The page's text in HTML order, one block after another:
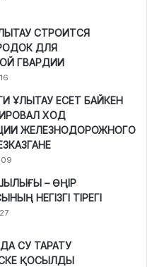
СТРОИТСЯ
ДЛЯ
ГВАРДИИ
ҰЛЫТАУ ЕСЕТ БАЙКЕН
ХОД
ЖЕЛЕЗНОДОРОЖНОГО
– ӨҢІР
НЕГІЗГІ ТІРЕГІ
СУ ТАРАТУ
ҚОСЫЛДЫ